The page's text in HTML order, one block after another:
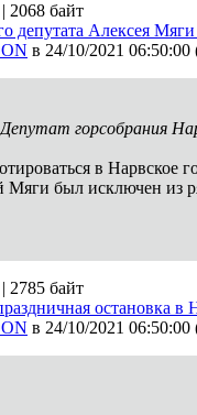
| 2068 байт
депутата Алексея
в 24/10/2021 06:50:00
Депутат горсобрания
в Нарвское
Мяги был исключен из
| 2785 байт
остановка в
в 24/10/2021 06:50:00